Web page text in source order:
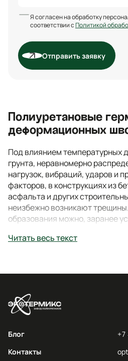
Я согласен на обработку
соответствии сПолитикой
Отправить заявку
Полиуретановые
деформационных
Под влиянием температурных
грунта, неравномерно
нагрузок, вибраций, ударов и
факторов, в конструкциях из
асфальта и других
неизбежно возникают
образования можно, заранее
температурных расширений,
Чтобы не нарушалась
характеристики,
специальными материалами, в
Возникшие из-за превышения
строительных ошибок трещины
чтобы затормозить их развитие
целостность конструкции.
Читать весь текст
Блог
Контакты